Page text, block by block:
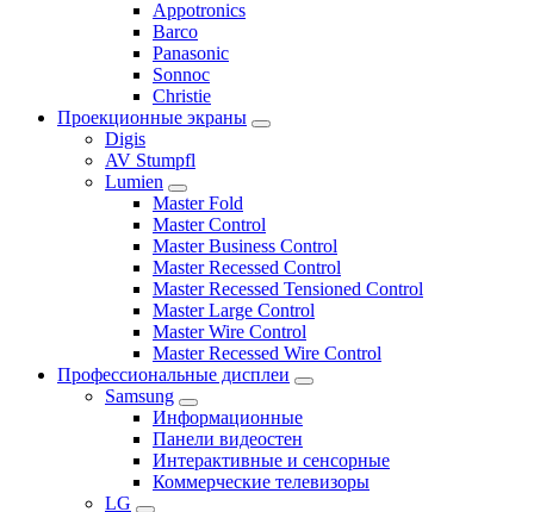
Appotronics
Barco
Panasonic
Sonnoc
Сhristie
Проекционные экраны
Digis
AV Stumpfl
Lumien
Master Fold
Master Control
Master Business Control
Master Recessed Control
Master Recessed Tensioned Control
Master Large Control
Master Wire Control
Master Recessed Wire Control
Профессиональные дисплеи
Samsung
Информационные
Панели видеостен
Интерактивные и сенсорные
Коммерческие телевизоры
LG